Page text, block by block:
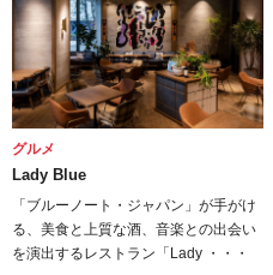
グルメ
Lady Blue
「ブルーノート・ジャパン」が手がけ
る、美食と上質な酒、音楽との出会い
を演出するレストラン「Lady ・・・